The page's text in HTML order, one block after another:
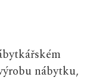
nábytku,